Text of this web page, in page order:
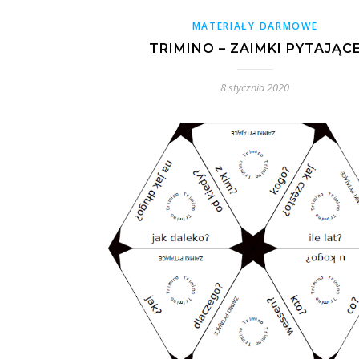
MATERIAŁY DARMOWE
TRIMINO – ZAIMKI
8 stycznia 2020